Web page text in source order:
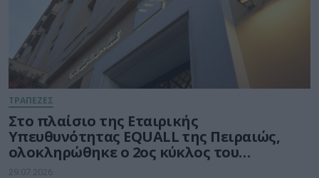
ΤΡΑΠΕΖΕΣ
Στο πλαίσιο της Εταιρικής
Υπευθυνότητας EQUALL της Πειραιώς,
ολοκληρώθηκε ο 2ος κύκλος του
προγράμματος GenAI Empowered
29.07.2026